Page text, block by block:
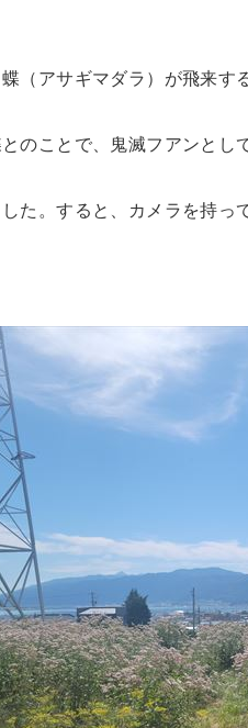
（アサギマダラ）が飛来す
のことで、鬼滅フアンとし
た。すると、カメラを持っ